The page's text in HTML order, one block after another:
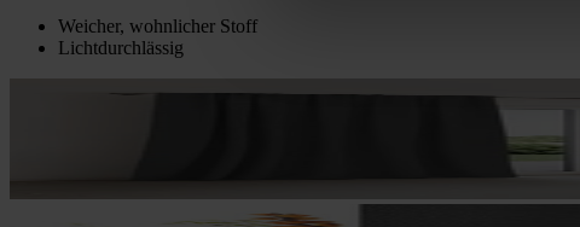
Weicher, wohnlicher Stoff
Lichtdurchlässig